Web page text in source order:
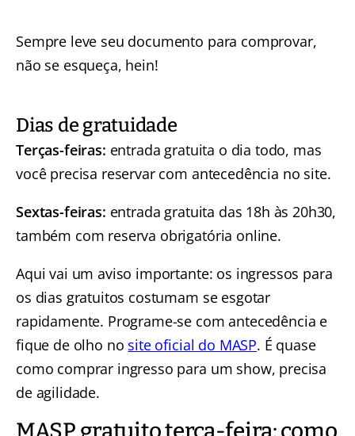
Sempre leve seu documento para comprovar,
não se esqueça, hein!
Dias de gratuidade
Terças-feiras: entrada gratuita o dia todo, mas
você precisa reservar com antecedência no site.
Sextas-feiras: entrada gratuita das 18h às 20h30,
também com reserva obrigatória online.
Aqui vai um aviso importante: os ingressos para
os dias gratuitos costumam se esgotar
rapidamente. Programe-se com antecedência e
fique de olho no site oficial do MASP. É quase
como comprar ingresso para um show, precisa
de agilidade.